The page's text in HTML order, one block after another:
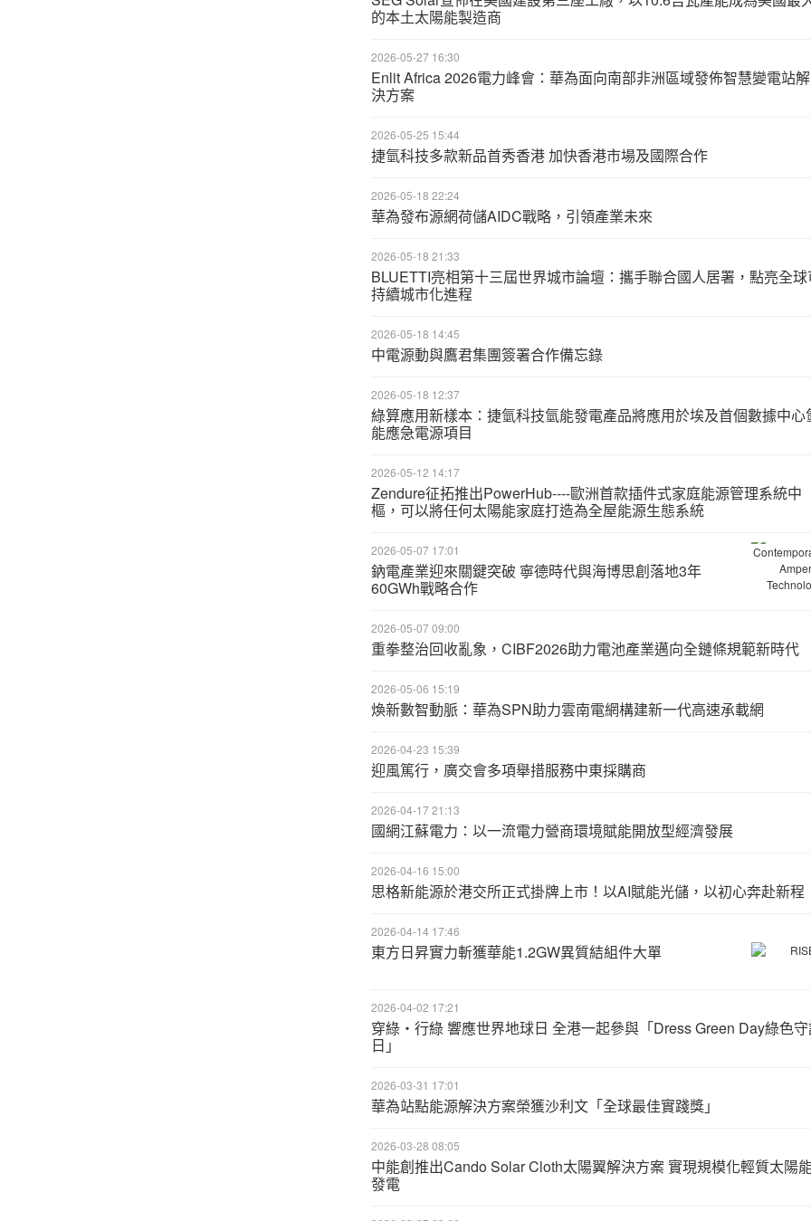
的本土太陽能製造商
2026-05-27 16:30
Enlit Africa 2026電力峰會：華為面向南部非洲區域發佈智慧變電站解
決方案
2026-05-25 15:44
捷氫科技多款新品首秀香港 加快香港市場及國際合作
2026-05-18 22:24
華為發布源網荷儲AIDC戰略，引領產業未來
2026-05-18 21:33
BLUETTI亮相第十三屆世界城市論壇：攜手聯合國人居署，點亮全球
持續城市化進程
2026-05-18 14:45
中電源動與鷹君集團簽署合作備忘錄
2026-05-18 12:37
綠算應用新樣本：捷氫科技氫能發電產品將應用於埃及首個數據中心
能應急電源項目
2026-05-12 14:17
Zendure征拓推出PowerHub----歐洲首款插件式家庭能源管理系統中
樞，可以將任何太陽能家庭打造為全屋能源生態系統
2026-05-07 17:01
鈉電產業迎來關鍵突破 寧德時代與海博思創落地3年
60GWh戰略合作
2026-05-07 09:00
重拳整治回收亂象，CIBF2026助力電池產業邁向全鏈條規範新時代
2026-05-06 15:19
煥新數智動脈：華為SPN助力雲南電網構建新一代高速承載網
2026-04-23 15:39
迎風篤行，廣交會多項舉措服務中東採購商
2026-04-17 21:13
國網江蘇電力：以一流電力營商環境賦能開放型經濟發展
2026-04-16 15:00
思格新能源於港交所正式掛牌上市！以AI賦能光儲，以初心奔赴新程
2026-04-14 17:46
東方日昇實力斬獲華能1.2GW異質結組件大單
2026-04-02 17:21
穿綠・行綠 響應世界地球日 全港一起參與「Dress Green Day綠色
日」
2026-03-31 17:01
華為站點能源解決方案榮獲沙利文「全球最佳實踐獎」
2026-03-28 08:05
中能創推出Cando Solar Cloth太陽翼解決方案 實現規模化輕質太陽
發電